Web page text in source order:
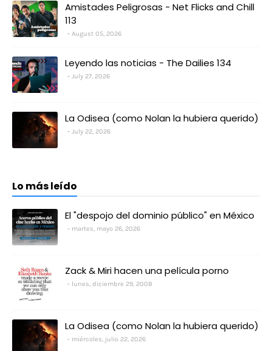
Amistades Peligrosas - Net Flicks and Chill
113
August 05, 2026
Leyendo las noticias - The Dailies 134
July 27, 2026
La Odisea (como Nolan la hubiera querido)
July 22, 2026
Lo más leído
El "despojo del dominio público" en México
martes, mayo 26, 2026
Zack & Miri hacen una película porno
lunes, diciembre 29, 2008
La Odisea (como Nolan la hubiera querido)
miércoles, julio 22, 2026